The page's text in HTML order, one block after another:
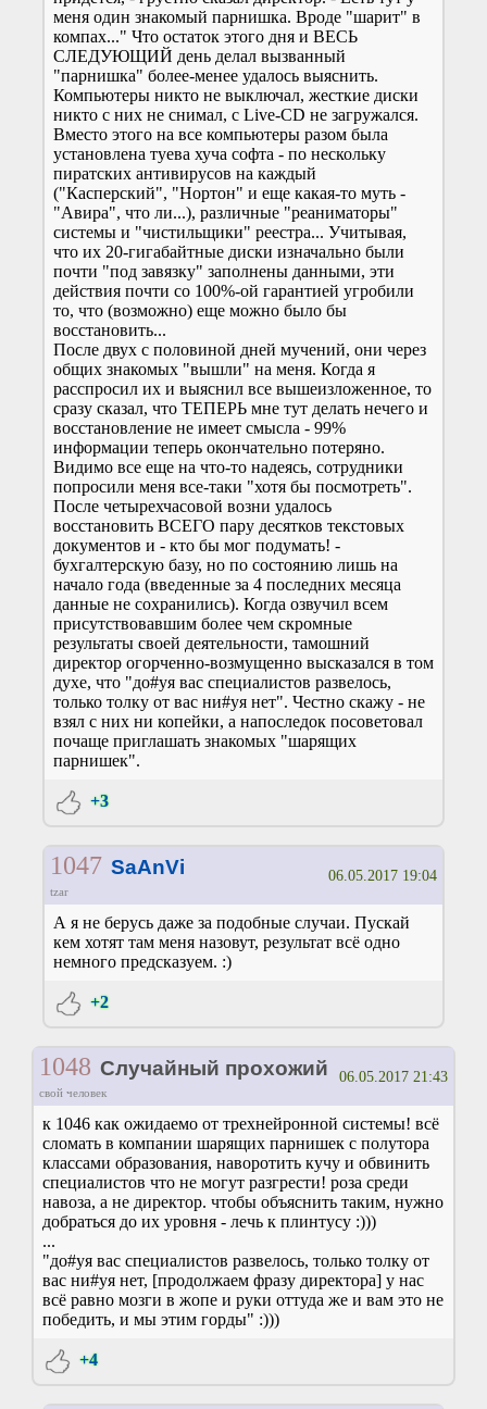
меня один знакомый парнишка. Вроде "шарит" в
компах..." Что остаток этого дня и ВЕСЬ
СЛЕДУЮЩИЙ день делал вызванный
"парнишка" более-менее удалось выяснить.
Компьютеры никто не выключал, жесткие диски
никто с них не снимал, с Live-CD не загружался.
Вместо этого на все компьютеры разом была
установлена туева хуча софта - по нескольку
пиратских антивирусов на каждый
("Касперский", "Нортон" и еще какая-то муть -
"Авира", что ли...), различные "реаниматоры"
системы и "чистильщики" реестра... Учитывая,
что их 20-гигабайтные диски изначально были
почти "под завязку" заполнены данными, эти
действия почти со 100%-ой гарантией угробили
то, что (возможно) еще можно было бы
восстановить...
После двух с половиной дней мучений, они через
общих знакомых "вышли" на меня. Когда я
расспросил их и выяснил все вышеизложенное, то
сразу сказал, что ТЕПЕРЬ мне тут делать нечего и
восстановление не имеет смысла - 99%
информации теперь окончательно потеряно.
Видимо все еще на что-то надеясь, сотрудники
попросили меня все-таки "хотя бы посмотреть".
После четырехчасовой возни удалось
восстановить ВСЕГО пару десятков текстовых
документов и - кто бы мог подумать! -
бухгалтерскую базу, но по состоянию лишь на
начало года (введенные за 4 последних месяца
данные не сохранились). Когда озвучил всем
присутствовавшим более чем скромные
результаты своей деятельности, тамошний
директор огорченно-возмущенно высказался в том
духе, что "до#уя вас специалистов развелось,
только толку от вас ни#уя нет". Честно скажу - не
взял с них ни копейки, а напоследок посоветовал
почаще приглашать знакомых "шарящих
парнишек".
+3
1047 SaAnVi
tzar
06.05.2017 19:04
А я не берусь даже за подобные случаи. Пускай
кем хотят там меня назовут, результат всё одно
немного предсказуем. :)
+2
1048 Случайный прохожий
свой человек
06.05.2017 21:43
к 1046 как ожидаемо от трехнейронной системы! всё
сломать в компании шарящих парнишек с полутора
классами образования, наворотить кучу и обвинить
специалистов что не могут разгрести! роза среди
навоза, а не директор. чтобы объяснить таким, нужно
добраться до их уровня - лечь к плинтусу :)))
...
"до#уя вас специалистов развелось, только толку от
вас ни#уя нет, [продолжаем фразу директора] у нас
всё равно мозги в жопе и руки оттуда же и вам это не
победить, и мы этим горды" :)))
+4